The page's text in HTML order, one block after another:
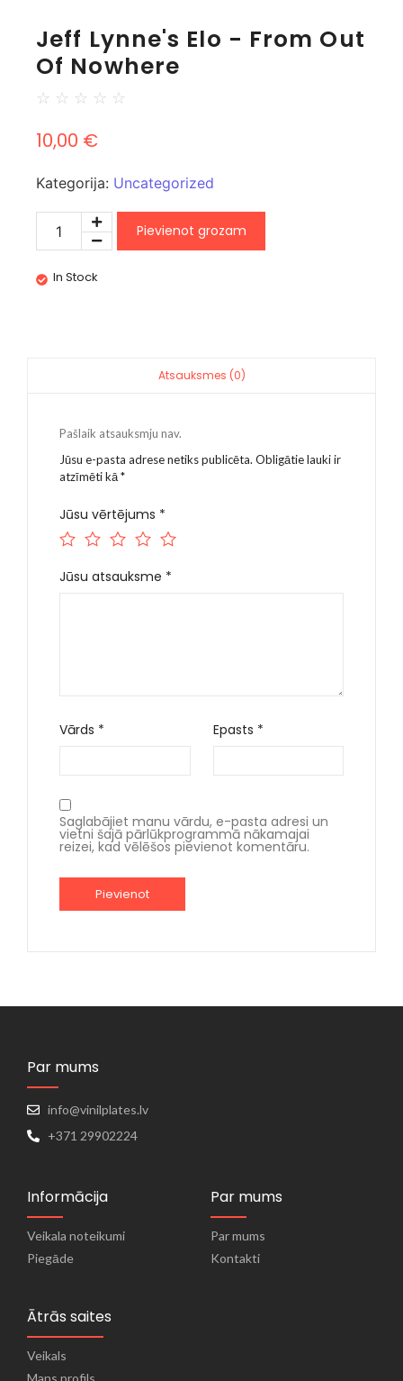
Jeff Lynne's Elo - From Out
Of Nowhere
☆ ☆ ☆ ☆ ☆
10,00 €
Kategorija: Uncategorized
Pievienot grozam
In Stock
Atsauksmes (0)
Pašlaik atsauksmju nav.
Jūsu e-pasta adrese netiks publicēta. Obligātie lauki ir
atzīmēti kā*
Jūsu vērtējums *
Jūsu atsauksme *
Vārds * Epasts *
Saglabājiet manu vārdu, e-pasta adresi un
vietni šajā pārlūkprogrammā nākamajai
reizei, kad vēlēšos pievienot komentāru.
Par mums
info@vinilplates.lv
+371 29902224
Informācija
Veikala noteikumi
Piegāde
Par mums
Par mums
Kontakti
Ātrās saites
Veikals